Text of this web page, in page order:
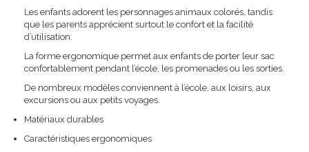
Les enfants adorent les personnages animaux colorés, tandis
que les parents apprécient surtout le confort et la facilité
d’utilisation.
La forme ergonomique permet aux enfants de porter leur sac
confortablement pendant l’école, les promenades ou les sorties.
De nombreux modèles conviennent à l’école, aux loisirs, aux
excursions ou aux petits voyages.
Matériaux durables
Caractéristiques ergonomiques